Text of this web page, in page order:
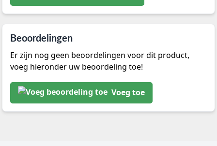
Beoordelingen
Er zijn nog geen beoordelingen voor dit product,
voeg hieronder uw beoordeling toe!
Voeg toe